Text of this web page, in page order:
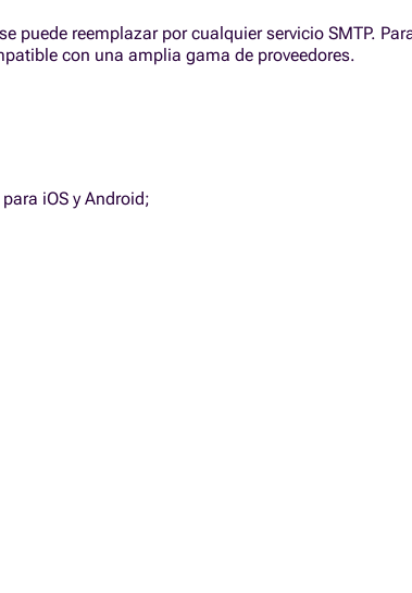
puede reemplazar por cualquier servicio SMTP.
con una amplia gama de proveedores.
iOS y Android;